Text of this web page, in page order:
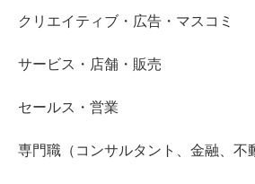
クリエイティブ・広告・マスコミ
サービス・店舗・販売
セールス・営業
専門職（コンサルタント、金融、不